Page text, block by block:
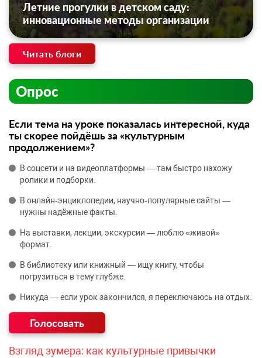
Летние прогулки в детском саду:
инновационные методы организации
Читать блоги
Опрос
Если тема на уроке показалась интересной, куда
ты скорее пойдёшь за «культурным
продолжением»?
В соцсети и на видеоплатформы — там быстро нахожу
ролики и подборки.
В онлайн‑энциклопедии, научно‑популярные сайты —
нужны надёжные факты.
На выставки, лекции, экскурсии — люблю «живой»
формат.
В библиотеку или книжный — ищу книгу, чтобы
погрузиться в тему глубже.
Никуда — если урок закончился, я переключаюсь на отдых.
Взгляд зумера: как культурные привычки